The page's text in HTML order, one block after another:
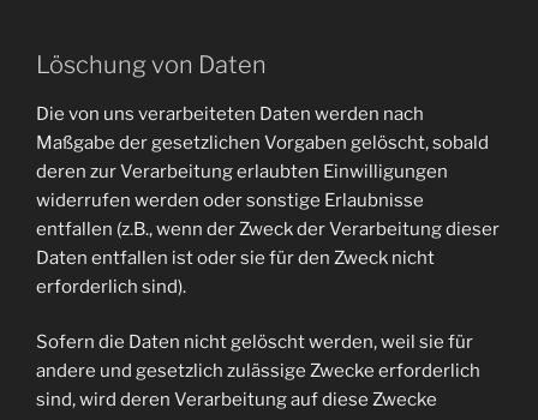
Löschung von Daten
Die von uns verarbeiteten Daten werden nach
Maßgabe der gesetzlichen Vorgaben gelöscht, sobald
deren zur Verarbeitung erlaubten Einwilligungen
widerrufen werden oder sonstige Erlaubnisse
entfallen (z.B., wenn der Zweck der Verarbeitung dieser
Daten entfallen ist oder sie für den Zweck nicht
erforderlich sind).
Sofern die Daten nicht gelöscht werden, weil sie für
andere und gesetzlich zulässige Zwecke erforderlich
sind, wird deren Verarbeitung auf diese Zwecke